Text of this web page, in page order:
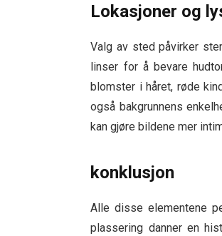
Lokasjoner og
Valg av sted påvirker
linser for å bevare
blomster i håret, røde
også bakgrunnens
kan gjøre bildene mer
konklusjon
Alle disse elementene
plassering danner en